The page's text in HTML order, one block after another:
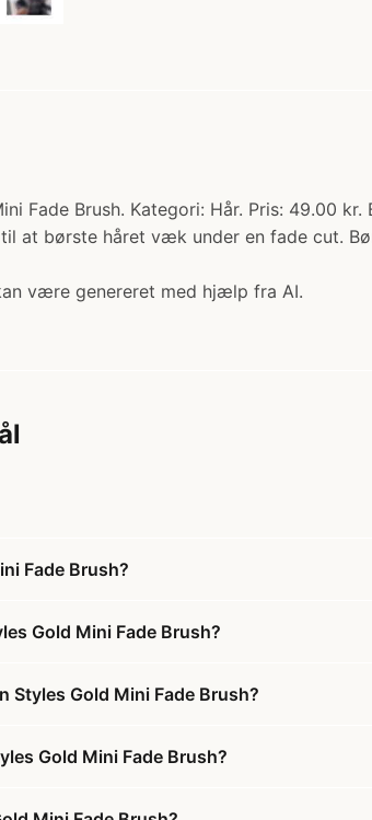
Fade Brush. Kategori: Hår. Pris: 49.00
at børste håret væk under en fade cut.
være genereret med hjælp fra AI.
Fade Brush?
Gold Mini Fade Brush?
Styles Gold Mini Fade Brush?
Gold Mini Fade Brush?